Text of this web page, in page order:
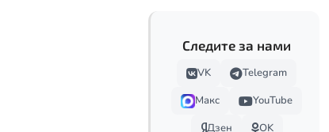
Следите за нами
VK
Telegram
Макс
YouTube
Дзен
OK